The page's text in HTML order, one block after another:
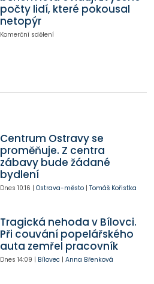
počty lidí, které pokousal
netopýr
Komerční sdělení
Centrum Ostravy se
proměňuje. Z centra
zábavy bude žádané
bydlení
Dnes 10:16 | Ostrava-město| Tomáš Kořistka
Tragická nehoda v Bílovci.
Při couvání popelářského
auta zemřel pracovník
Dnes 14:09 | Bílovec| Anna Břenková